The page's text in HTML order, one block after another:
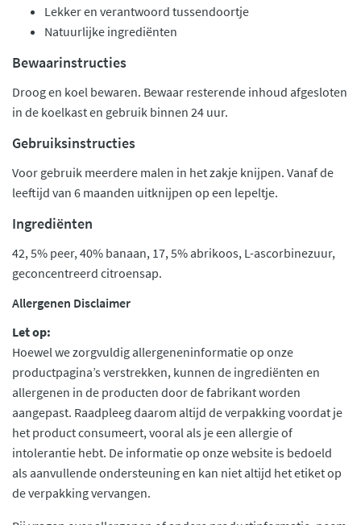
Lekker en verantwoord tussendoortje
Natuurlijke ingrediënten
Bewaarinstructies
Droog en koel bewaren. Bewaar resterende inhoud afgesloten
in de koelkast en gebruik binnen 24 uur.
Gebruiksinstructies
Voor gebruik meerdere malen in het zakje knijpen. Vanaf de
leeftijd van 6 maanden uitknijpen op een lepeltje.
Ingrediënten
42, 5% peer, 40% banaan, 17, 5% abrikoos, L-ascorbinezuur,
geconcentreerd citroensap.
Allergenen Disclaimer
Let op:
Hoewel we zorgvuldig allergeneninformatie op onze
productpagina’s verstrekken, kunnen de ingrediënten en
allergenen in de producten door de fabrikant worden
aangepast. Raadpleeg daarom altijd de verpakking voordat je
het product consumeert, vooral als je een allergie of
intolerantie hebt. De informatie op onze website is bedoeld
als aanvullende ondersteuning en kan niet altijd het etiket op
de verpakking vervangen.